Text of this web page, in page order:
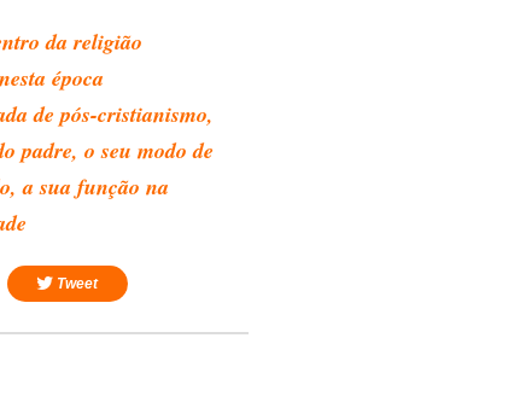
da religião
época
de pós-cristianismo,
padre, o seu modo de
a sua função na
Tweet